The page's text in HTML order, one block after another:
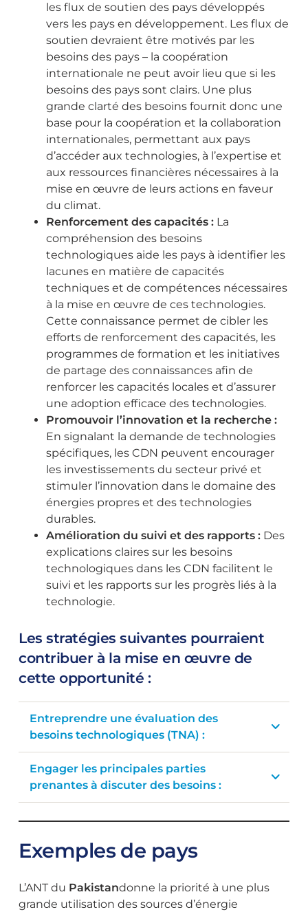
les flux de soutien des pays développés
vers les pays en développement. Les flux de
soutien devraient être motivés par les
besoins des pays – la coopération
internationale ne peut avoir lieu que si les
besoins des pays sont clairs. Une plus
grande clarté des besoins fournit donc une
base pour la coopération et la collaboration
internationales, permettant aux pays
d’accéder aux technologies, à l’expertise et
aux ressources financières nécessaires à la
mise en œuvre de leurs actions en faveur
du climat.
Renforcement des capacités : La
compréhension des besoins
technologiques aide les pays à identifier les
lacunes en matière de capacités
techniques et de compétences nécessaires
à la mise en œuvre de ces technologies.
Cette connaissance permet de cibler les
efforts de renforcement des capacités, les
programmes de formation et les initiatives
de partage des connaissances afin de
renforcer les capacités locales et d’assurer
une adoption efficace des technologies.
Promouvoir l’innovation et la recherche :
En signalant la demande de technologies
spécifiques, les CDN peuvent encourager
les investissements du secteur privé et
stimuler l’innovation dans le domaine des
énergies propres et des technologies
durables.
Amélioration du suivi et des rapports : Des
explications claires sur les besoins
technologiques dans les CDN facilitent le
suivi et les rapports sur les progrès liés à la
technologie.
Les stratégies suivantes pourraient
contribuer à la mise en œuvre de
cette opportunité :
Entreprendre une évaluation des
besoins technologiques (TNA) :
Engager les principales parties
prenantes à discuter des besoins :
Exemples de pays
L’ANT du Pakistandonne la priorité à une plus
grande utilisation des sources d’énergie